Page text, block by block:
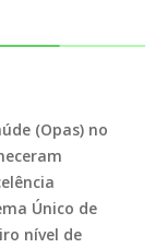
(Opas) no
Único de
nível de